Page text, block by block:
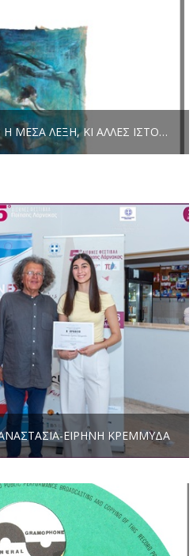
ΑΝΤΡΈΑΣ ΤΙΜΟΘΈΟΥ * Η ΜΕΣΑ ΛΕΞΗ, ΚΙ ΆΛΛΕΣ ΙΣΤΟΡΊΕΣ ΤΟΥ ΒΥΘΟΎ
ΕΙΡΉΝΗ ΚΡΕΜΜΎΔΑ